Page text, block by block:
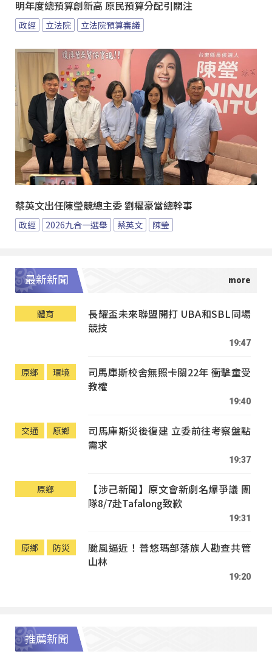
明年度總預算創新高 原民預算分配引關注
政經 立法院 立法院預算審議
蔡英文出任陳瑩競總主委 劉櫂豪當總幹事
政經 2026九合一選舉 蔡英文 陳瑩
最新新聞
體育
長耀盃未來聯盟開打 UBA和SBL同場
競技
19:47
原鄉 環境
司馬庫斯校舍無照卡關22年 衝擊童受
教權
19:40
交通 原鄉
司馬庫斯災後復建 立委前往考察盤點
需求
19:37
原鄉
【涉己新聞】原文會新劇名爆爭議 團
隊8/7赴Tafalong致歉
19:31
原鄉 防災
颱風逼近！普悠瑪部落族人勘查共管
山林
19:20
推薦新聞